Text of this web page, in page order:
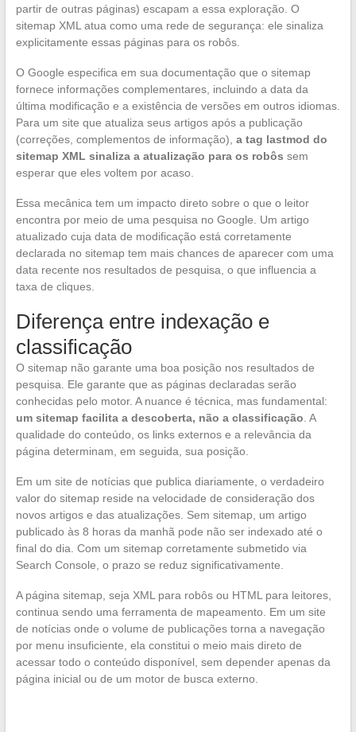
partir de outras páginas) escapam a essa exploração. O
sitemap XML atua como uma rede de segurança: ele sinaliza
explicitamente essas páginas para os robôs.
O Google especifica em sua documentação que o sitemap
fornece informações complementares, incluindo a data da
última modificação e a existência de versões em outros idiomas.
Para um site que atualiza seus artigos após a publicação
(correções, complementos de informação), a tag lastmod do
sitemap XML sinaliza a atualização para os robôs sem
esperar que eles voltem por acaso.
Essa mecânica tem um impacto direto sobre o que o leitor
encontra por meio de uma pesquisa no Google. Um artigo
atualizado cuja data de modificação está corretamente
declarada no sitemap tem mais chances de aparecer com uma
data recente nos resultados de pesquisa, o que influencia a
taxa de cliques.
Diferença entre indexação e
classificação
O sitemap não garante uma boa posição nos resultados de
pesquisa. Ele garante que as páginas declaradas serão
conhecidas pelo motor. A nuance é técnica, mas fundamental:
um sitemap facilita a descoberta, não a classificação. A
qualidade do conteúdo, os links externos e a relevância da
página determinam, em seguida, sua posição.
Em um site de notícias que publica diariamente, o verdadeiro
valor do sitemap reside na velocidade de consideração dos
novos artigos e das atualizações. Sem sitemap, um artigo
publicado às 8 horas da manhã pode não ser indexado até o
final do dia. Com um sitemap corretamente submetido via
Search Console, o prazo se reduz significativamente.
A página sitemap, seja XML para robôs ou HTML para leitores,
continua sendo uma ferramenta de mapeamento. Em um site
de notícias onde o volume de publicações torna a navegação
por menu insuficiente, ela constitui o meio mais direto de
acessar todo o conteúdo disponível, sem depender apenas da
página inicial ou de um motor de busca externo.